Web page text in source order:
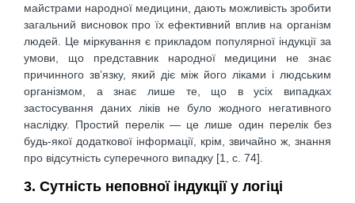
майстрами народної медицини, дають можливість зробити
загальний висновок про їх ефективний вплив на організм
людей. Це міркування є прикладом популярної індукції за
умови, що представник народної медицини не знає
причинного зв’язку, який діє між його ліками і людським
організмом, а знає лише те, що в усіх випадках
застосування даних ліків не було жодного негативного
наслідку. Простий перелік — це лише один перелік без
будь-якої додаткової інформації, крім, звичайно ж, знання
про відсутність суперечного випадку [1, c. 74].
3. Сутність неповної індукції у логіці